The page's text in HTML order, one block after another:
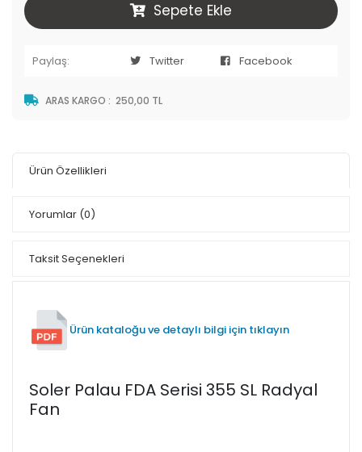
Sepete Ekle
Paylaş: Twitter Facebook
ARAS KARGO : 250,00 TL
Ürün Özellikleri
Yorumlar (0)
Taksit Seçenekleri
Ürün kataloğu ve detaylı bilgi için tıklayın
Soler Palau FDA Serisi 355 SL Radyal
Fan